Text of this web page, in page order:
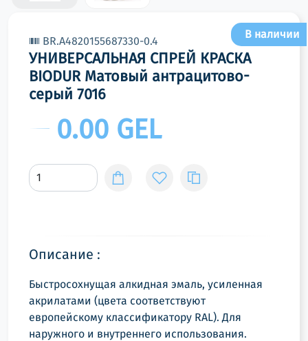
BR.A4820155687330-0.4
В наличии
УНИВЕРСАЛЬНАЯ СПРЕЙ КРАСКА
BIODUR Матовый антрацитово-
серый 7016
0.00 GEL
Описание :
Быстросохнущая алкидная эмаль, усиленная
акрилатами (цвета соответствуют
европейскому классификатору RAL). Для
наружного и внутреннего использования.